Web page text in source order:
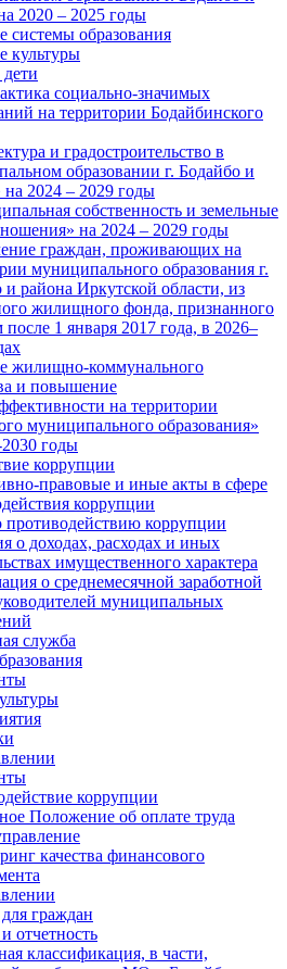
2020 – 2025 годы
системы образования
культуры
социально-значимых
на территории Бодайбинского
и градостроительство в
образовании г. Бодайбо и
на 2024 – 2029 годы
собственность и земельные
на 2024 – 2029 годы
граждан, проживающих на
муниципального образования г.
и района Иркутской области, из
жилищного фонда, признанного
после 1 января 2017 года, в 2026–
жилищно-коммунального
и повышение
на территории
муниципального образования»
годы
коррупции
правовые и иные акты в сфере
коррупции
коррупции
о доходах, расходах и иных
имущественного характера
о среднемесячной заработной
муниципальных
служба
коррупции
Положение об оплате труда
качества финансового
граждан
отчетность
классификация, в части,